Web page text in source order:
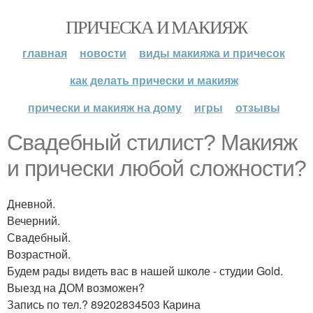
ПРИЧЕСКА И МАКИЯЖ
главная новости
виды макияжа и причесок
как делать прически и макияж
прически и макияж на дому
игры отзывы
Свадебный стилист? Макияж
и прически любой сложности?
Дневной.
Вечерний.
Свадебный.
Возрастной.
Будем рады видеть вас в нашей школе - студии Gold.
Выезд на ДОМ возможен?
Запись по тел.? 89202834503 Карина